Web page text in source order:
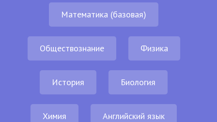
Математика (базовая)
Обществознание Физика
История Биология
Химия Английский язык